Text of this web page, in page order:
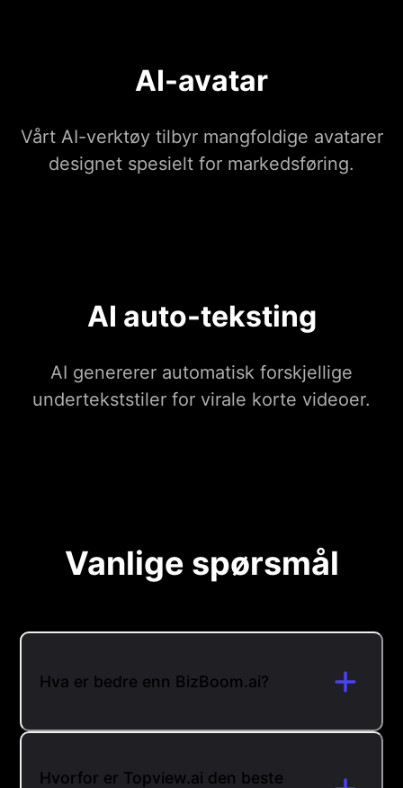
AI-avatar
Vårt AI-verktøy tilbyr mangfoldige avatarer
designet spesielt for markedsføring.
AI auto-teksting
AI genererer automatisk forskjellige
undertekststiler for virale korte videoer.
Vanlige spørsmål
Hva er bedre enn BizBoom.ai?
Hvorfor er Topview.ai den beste